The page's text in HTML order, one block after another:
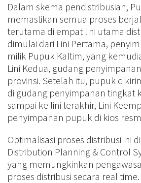
Dalam skema pendistribusian,
memastikan semua proses
terutama di empat lini utama
dimulai dari Lini Pertama,
milik Pupuk Kaltim, yang
Lini Kedua, gudang
provinsi. Setelah itu, pupuk
di gudang penyimpanan tingkat
sampai ke lini terakhir, Lini
penyimpanan pupuk di kios
Optimalisasi proses distribusi ini
Distribution Planning & Control
yang memungkinkan
proses distribusi secara real time.